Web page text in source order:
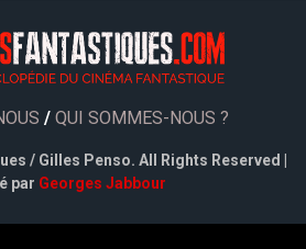
/ QUI SOMMES-NOUS ?
/ Gilles Penso. All Rights Reserved |
par Georges Jabbour